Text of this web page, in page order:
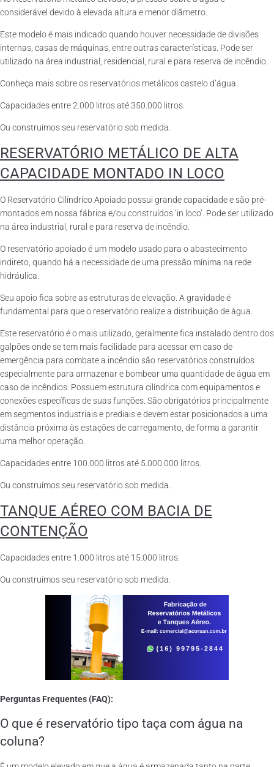
considerável devido à elevada altura e menor diâmetro.
Este modelo é mais indicado quando houver necessidade de divisões
internas, casas de máquinas, entre outras características. Pode ser
utilizado na área industrial, residencial, rural e para reserva de incêndio.
Conheça mais sobre os reservatórios metálicos castelo d’água.
Capacidades entre 2.000 litros até 350.000 litros.
Ou construímos seu reservatório sob medida.
RESERVATÓRIO METÁLICO DE ALTA
CAPACIDADE MONTADO IN LOCO
O Reservatório Cilíndrico Apoiado possui grande capacidade e são pré-
montados em nossa fábrica e/ou construídos ‘in loco’. Pode ser utilizado
na área industrial, rural e para reserva de incêndio.
O reservatório apoiado é um modelo usado para o abastecimento
indireto, quando há a necessidade de uma pressão mínima na rede
hidráulica.
Seu apoio fica sobre as estruturas de elevação. A gravidade é
fundamental para que o reservatório realize a distribuição de água.
Este reservatório é o mais utilizado, geralmente fica instalado dentro dos
galpões onde se tem mais facilidade para acessar em caso de
emergência para combate a incêndio são reservatórios construídos
especialmente para armazenar e bombear uma quantidade de água em
caso de incêndios. Possuem estrutura cilíndrica com equipamentos e
conexões específicas de suas funções. São obrigatórios principalmente
em segmentos industriais e prediais e devem estar posicionados a uma
distância próxima às estações de carregamento, de forma a garantir
uma melhor operação.
Capacidades entre 100.000 litros até 5.000.000 litros.
Ou construímos seu reservatório sob medida.
TANQUE AÉREO COM BACIA DE
CONTENÇÃO
Capacidades entre 1.000 litros até 15.000 litros.
Ou construímos seu reservatório sob medida.
Perguntas Frequentes (FAQ):
O que é reservatório tipo taça com água na
coluna?